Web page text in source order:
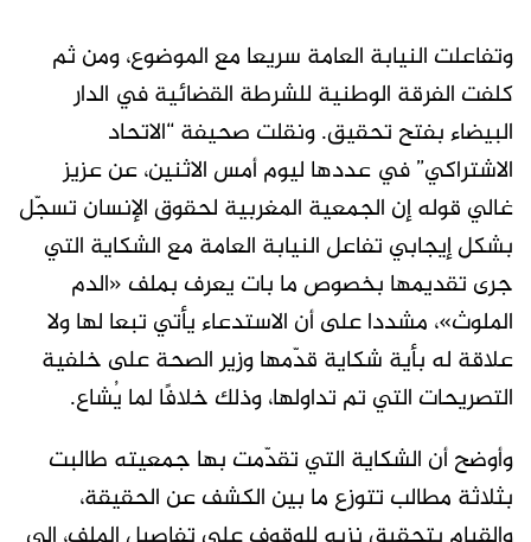
وتفاعلت النيابة العامة سريعا مع الموضوع، ومن ثم
كلفت الفرقة الوطنية للشرطة القضائية في الدار
البيضاء بفتح تحقيق. ونقلت صحيفة “الاتحاد
الاشتراكي” في عددها ليوم أمس الاثنين، عن عزيز
غالي قوله إن الجمعية المغربية لحقوق الإنسان تسجّل
بشكل إيجابي تفاعل النيابة العامة مع الشكاية التي
جرى تقديمها بخصوص ما بات يعرف بملف «الدم
الملوث»، مشددا على أن الاستدعاء يأتي تبعا لها ولا
علاقة له بأية شكاية قدّمها وزير الصحة على خلفية
التصريحات التي تم تداولها، وذلك خلافًا لما يُشاع.
وأوضح أن الشكاية التي تقدّمت بها جمعيته طالبت
بثلاثة مطالب تتوزع ما بين الكشف عن الحقيقة،